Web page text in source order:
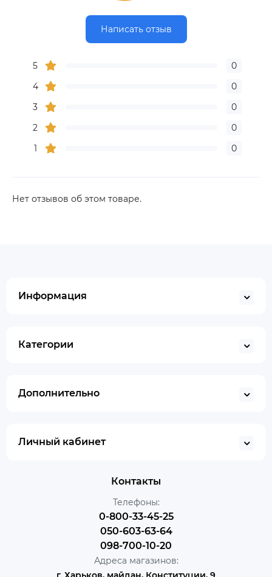
Написать отзыв
5
0
4
0
3
0
2
0
1
0
Нет отзывов об этом товаре.
Информация
Категории
Дополнительно
Личный кабинет
Контакты
Телефоны:
0-800-33-45-25
050-603-63-64
098-700-10-20
Адреса магазинов: